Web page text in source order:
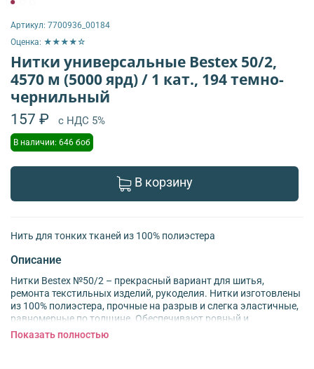
Артикул: 7700936_00184
Оценка: ★★★★☆
Нитки универсальные Bestex 50/2,
4570 м (5000 ярд) / 1 кат., 194 темно-
чернильный
157 ₽ с НДС 5%
В наличии: 646 боб
В корзину
Нить для тонких тканей из 100% полиэстера
Описание
Нитки Bestex №50/2 – прекрасный вариант для шитья,
ремонта текстильных изделий, рукоделия. Нитки изготовлены
из 100% полиэстера, прочные на разрыв и слегка эластичные,
равномерные по толщине. Обеспечивают ровный и
аккуратный шов. Не теряют цвет после многократных стирок
Показать полностью